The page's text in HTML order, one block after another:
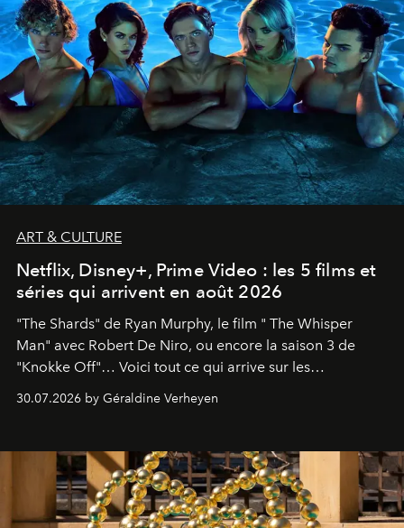
ART & CULTURE
Netflix, Disney+, Prime Video : les 5 films et
séries qui arrivent en août 2026
"The Shards" de Ryan Murphy, le film " The Whisper
Man" avec Robert De Niro, ou encore la saison 3 de
"Knokke Off"… Voici tout ce qui arrive sur les
plateformes de streaming en août 2026.
30.07.2026 by Géraldine Verheyen